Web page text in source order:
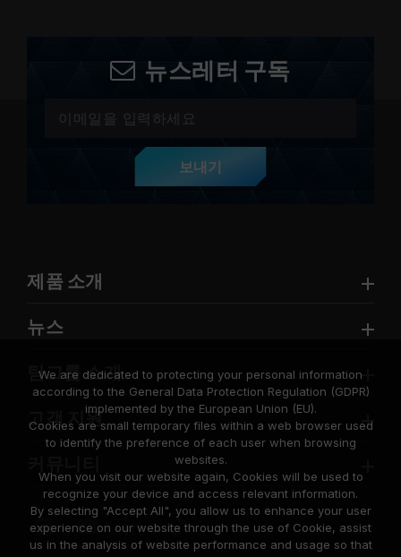
뉴스레터 구독
보내기
제품 소개
뉴스
팀그룹 소개
고객 지원
We are dedicated to protecting your personal information
according to the General Data Protection Regulation (GDPR)
implemented by the European Union (EU).
Cookies are small temporary files within a web browser used
to identify the preference of each user when browsing
websites.
When you visit our website again, Cookies will be used to
recognize your device and access relevant information.
By selecting "Accept All", you allow us to enhance your user
experience on our website through the use of Cookie, assist
us in the analysis of website performance and usage so that